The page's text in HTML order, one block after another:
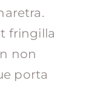
fringilla
non
porta